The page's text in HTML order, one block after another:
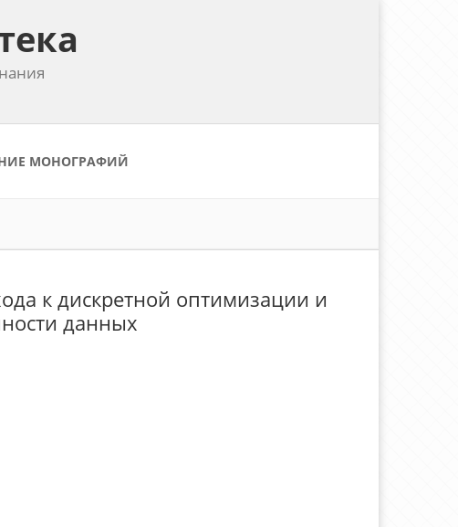
МОНОГРАФИЙ
к дискретной оптимизации и
данных